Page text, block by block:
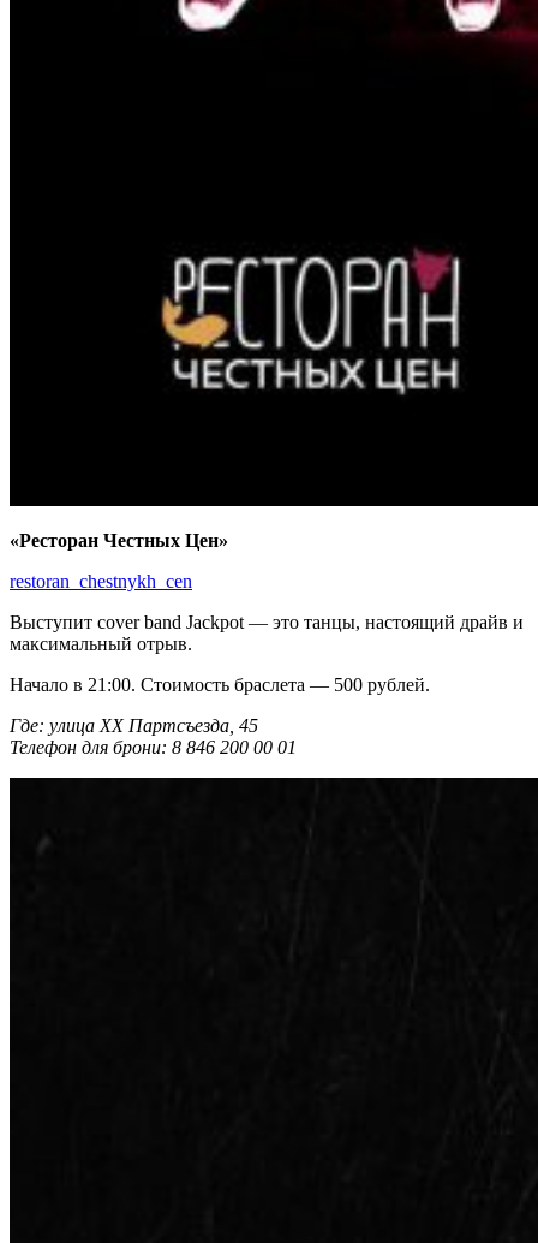
«Ресторан Честных Цен»
restoran_chestnykh_cen
Выступит cover band Jackpot — это танцы, настоящий драйв и
максимальный отрыв.
Начало в 21:00. Стоимость браслета — 500 рублей.
Где: улица XX Партсъезда, 45
Телефон для брони: 8 846 200 00 01